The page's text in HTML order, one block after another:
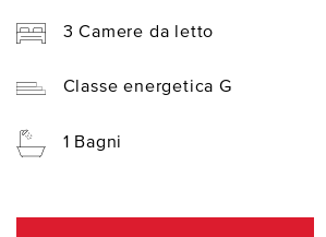
3 Camere da letto
Classe energetica G
1 Bagni